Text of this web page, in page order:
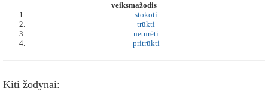
veiksmažodis
stokoti
trūkti
neturėti
pritrūkti
Kiti žodynai: